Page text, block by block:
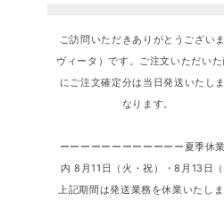
ご訪問いただきありがとうござい
ヴィータ）です。ご注文いただい
にご注文確定分は当日発送いたし
なりま
ーーーーー
ーーーーーーーーーーーー夏季休
内 8月11日（火・祝）・8月13日
上記期間は発送業務を休業いたし